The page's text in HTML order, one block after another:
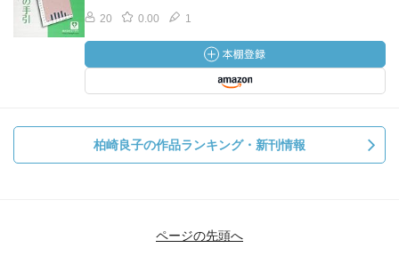
20 0.00 1
柏崎良子の作品ランキング・新刊情報
ページの先頭へ